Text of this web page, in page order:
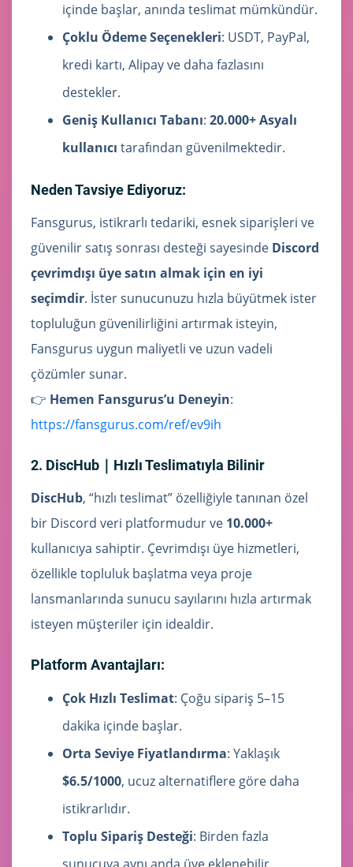
içinde başlar, anında teslimat mümkündür.
Çoklu Ödeme Seçenekleri: USDT, PayPal,
kredi kartı, Alipay ve daha fazlasını
destekler.
Geniş Kullanıcı Tabanı: 20.000+ Asyalı
kullanıcı tarafından güvenilmektedir.
Neden Tavsiye Ediyoruz:
Fansgurus, istikrarlı tedariki, esnek siparişleri ve
güvenilir satış sonrası desteği sayesinde Discord
çevrimdışı üye satın almak için en iyi
seçimdir. İster sunucunuzu hızla büyütmek ister
topluluğun güvenilirliğini artırmak isteyin,
Fansgurus uygun maliyetli ve uzun vadeli
çözümler sunar.
👉 Hemen Fansgurus’u Deneyin:
https://fansgurus.com/ref/ev9ih
2. DiscHub｜Hızlı Teslimatıyla Bilinir
DiscHub, “hızlı teslimat” özelliğiyle tanınan özel
bir Discord veri platformudur ve 10.000+
kullanıcıya sahiptir. Çevrimdışı üye hizmetleri,
özellikle topluluk başlatma veya proje
lansmanlarında sunucu sayılarını hızla artırmak
isteyen müşteriler için idealdir.
Platform Avantajları:
Çok Hızlı Teslimat: Çoğu sipariş 5–15
dakika içinde başlar.
Orta Seviye Fiyatlandırma: Yaklaşık
$6.5/1000, ucuz alternatiflere göre daha
istikrarlıdır.
Toplu Sipariş Desteği: Birden fazla